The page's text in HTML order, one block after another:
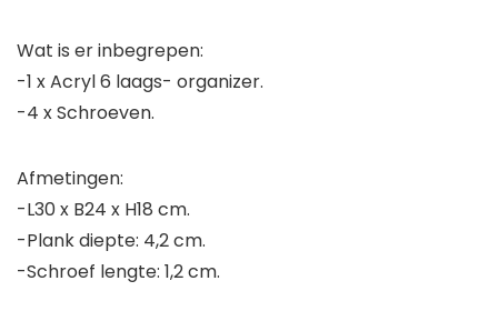
Wat is er inbegrepen:
-1 x Acryl 6 laags- organizer.
-4 x Schroeven.
Afmetingen:
-L30 x B24 x H18 cm.
-Plank diepte: 4,2 cm.
-Schroef lengte: 1,2 cm.